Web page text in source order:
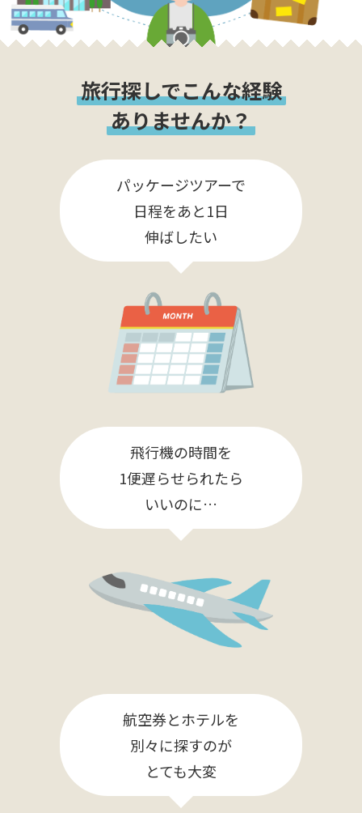
旅行探しでこんな経験
ありませんか？
パッケージツアーで
日程をあと1日
伸ばしたい
飛行機の時間を
1便遅らせられたら
いいのに…
航空券とホテルを
別々に探すのが
とても大変